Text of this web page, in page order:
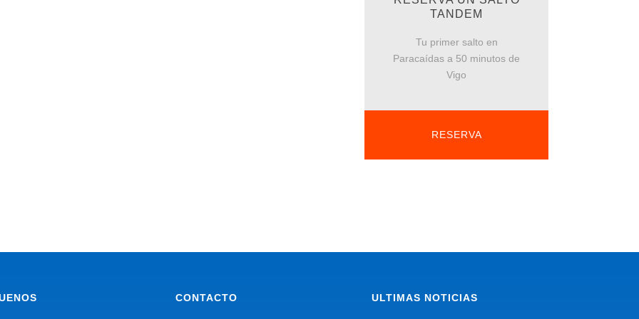
TANDEM
Tu primer salto en
Paracaídas a 50 minutos de
Vigo
RESERVA
CONTACTO ULTIMAS NOTICIAS